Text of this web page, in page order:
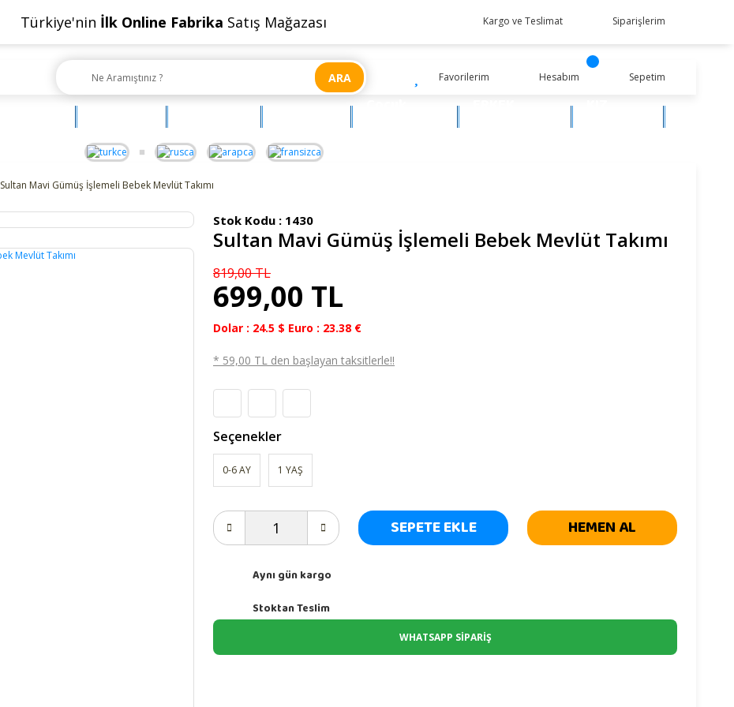
Türkiye'nin İlk Online Fabrika Satış Mağazası Kargo ve Teslimat Siparişlerim
ARA Favorilerim Hesabım Sepetim
Sultan Mavi Gümüş İşlemeli Bebek Mevlüt Takımı
Stok Kodu : 1430
Sultan Mavi Gümüş İşlemeli Bebek Mevlüt Takımı
819,00 TL
699,00 TL
Dolar : 24.5 $ Euro : 23.38 €
* 59,00 TL den başlayan taksitlerle!!
Seçenekler
0-6 AY 1 YAŞ
SEPETE EKLE HEMEN AL
Aynı gün kargo
Stoktan Teslim
WHATSAPP SİPARİŞ